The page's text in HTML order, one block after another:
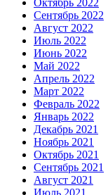
Октябрь 2022
Сентябрь 2022
Август 2022
Июль 2022
Июнь 2022
Май 2022
Апрель 2022
Март 2022
Февраль 2022
Январь 2022
Декабрь 2021
Ноябрь 2021
Октябрь 2021
Сентябрь 2021
Август 2021
Июль 2021